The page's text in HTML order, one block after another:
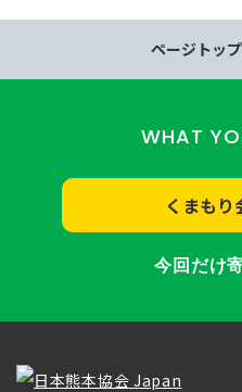
ページトッ
WHAT
くまもり
今回だけ